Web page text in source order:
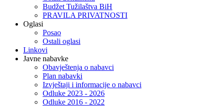
Budžet Tužilaštva BiH
PRAVILA PRIVATNOSTI
Oglasi
Posao
Ostali oglasi
Linkovi
Javne nabavke
Obavještenja o nabavci
Plan nabavki
Izvještaji i informacije o nabavci
Odluke 2023 - 2026
Odluke 2016 - 2022